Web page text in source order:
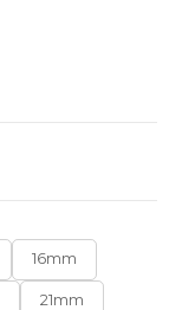
16mm
21mm